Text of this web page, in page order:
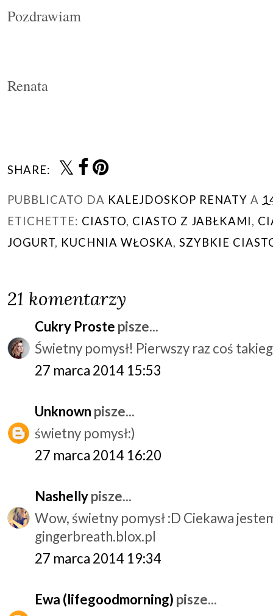
Pozdrawiam
Renata
SHARE:
PUBBLICATO DA KALEJDOSKOP RENATY A
ETICHETTE: CIASTO, CIASTO Z JABŁKAMI,
JOGURT, KUCHNIA WŁOSKA, SZYBKIE
21 komentarzy
Cukry Proste pisze...
Świetny pomysł! Pierwszy raz coś
27 marca 2014 15:53
Unknown pisze...
świetny pomysł:)
27 marca 2014 16:20
Nashellypisze...
Wow, świetny pomysł :D Ciekawa
gingerbreath.blox.pl
27 marca 2014 19:34
Ewa (lifegoodmorning) pisze...